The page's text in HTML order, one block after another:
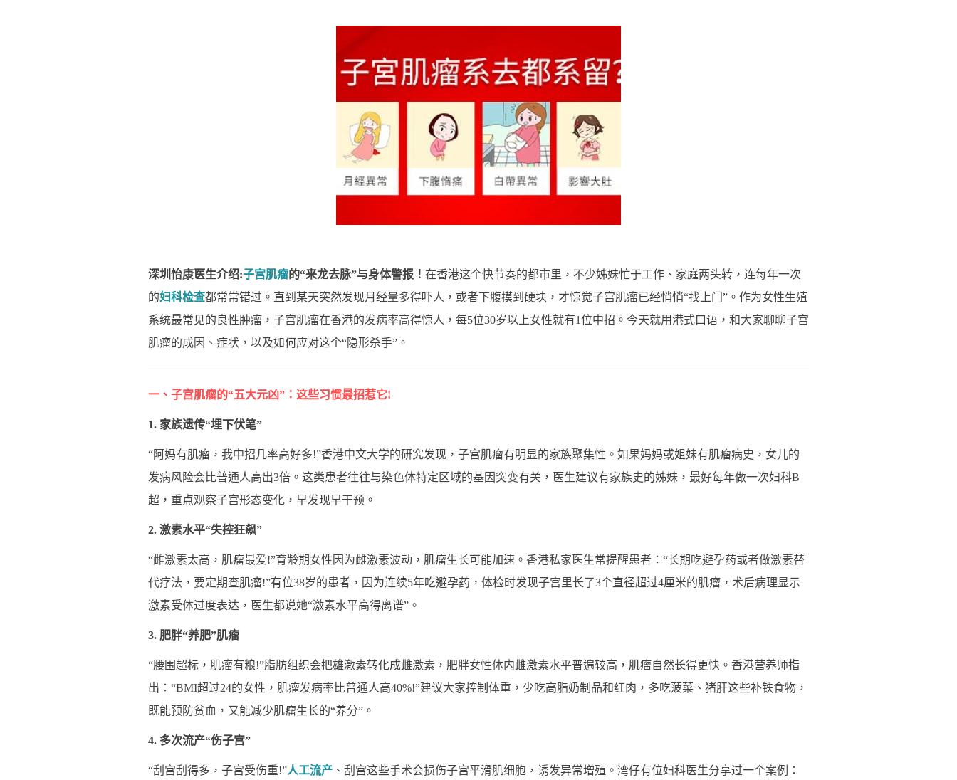
深圳怡康医生介绍:子宫肌瘤的“来龙去脉”与身体警报！ 在香港这个快节奏的都市里，不少姊妹忙于工作、家庭两头转，连每年一次
的妇科检查都常常错过。直到某天突然发现月经量多得吓人，或者下腹摸到硬块，才惊觉子宫肌瘤已经悄悄“找上门”。作为女性生殖
系统最常见的良性肿瘤，子宫肌瘤在香港的发病率高得惊人，每5位30岁以上女性就有1位中招。今天就用港式口语，和大家聊聊子宫
肌瘤的成因、症状，以及如何应对这个“隐形杀手”。
一、子宫肌瘤的“五大元凶”：这些习惯最招惹它!
1. 家族遗传“埋下伏笔”
“阿妈有肌瘤，我中招几率高好多!”香港中文大学的研究发现，子宫肌瘤有明显的家族聚集性。如果妈妈或姐妹有肌瘤病史，女儿的
发病风险会比普通人高出3倍。这类患者往往与染色体特定区域的基因突变有关，医生建议有家族史的姊妹，最好每年做一次妇科B
超，重点观察子宫形态变化，早发现早干预。
2. 激素水平“失控狂飙”
“雌激素太高，肌瘤最爱!”育龄期女性因为雌激素波动，肌瘤生长可能加速。香港私家医生常提醒患者：“长期吃避孕药或者做激素替
代疗法，要定期查肌瘤!”有位38岁的患者，因为连续5年吃避孕药，体检时发现子宫里长了3个直径超过4厘米的肌瘤，术后病理显示
激素受体过度表达，医生都说她“激素水平高得离谱”。
3. 肥胖“养肥”肌瘤
“腰围超标，肌瘤有粮!”脂肪组织会把雄激素转化成雌激素，肥胖女性体内雌激素水平普遍较高，肌瘤自然长得更快。香港营养师指
出：“BMI超过24的女性，肌瘤发病率比普通人高40%!”建议大家控制体重，少吃高脂奶制品和红肉，多吃菠菜、猪肝这些补铁食物，
既能预防贫血，又能减少肌瘤生长的“养分”。
4. 多次流产“伤子宫”
“刮宫刮得多，子宫受伤重!”人工流产、刮宫这些手术会损伤子宫平滑肌细胞，诱发异常增殖。湾仔有位妇科医生分享过一个案例：